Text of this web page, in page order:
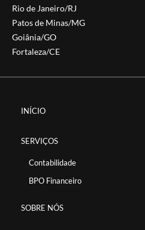
Rio de Janeiro/RJ
Patos de Minas/MG
Goiânia/GO
Fortaleza/CE
INÍCIO
SERVIÇOS
Contabilidade
BPO Financeiro
SOBRE NÓS